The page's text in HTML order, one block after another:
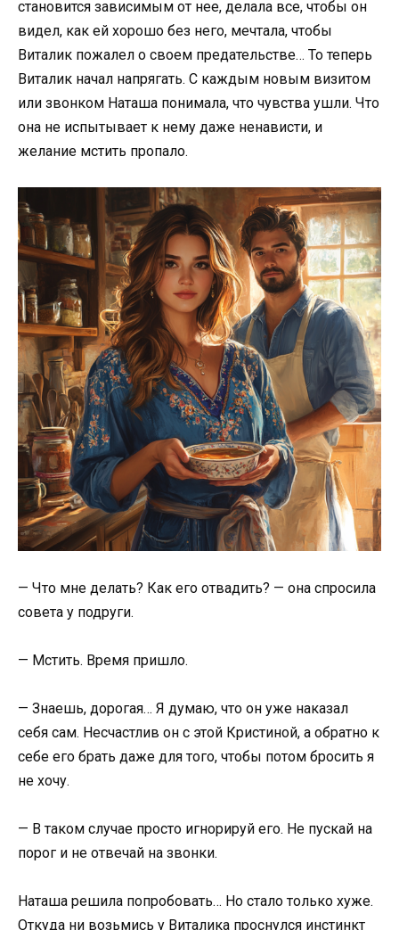
становится зависимым от нее, делала все, чтобы он
видел, как ей хорошо без него, мечтала, чтобы
Виталик пожалел о своем предательстве… То теперь
Виталик начал напрягать. С каждым новым визитом
или звонком Наташа понимала, что чувства ушли. Что
она не испытывает к нему даже ненависти, и
желание мстить пропало.
— Что мне делать? Как его отвадить? — она спросила
совета у подруги.
— Мстить. Время пришло.
— Знаешь, дорогая… Я думаю, что он уже наказал
себя сам. Несчастлив он с этой Кристиной, а обратно к
себе его брать даже для того, чтобы потом бросить я
не хочу.
— В таком случае просто игнорируй его. Не пускай на
порог и не отвечай на звонки.
Наташа решила попробовать… Но стало только хуже.
Откуда ни возьмись у Виталика проснулся инстинкт